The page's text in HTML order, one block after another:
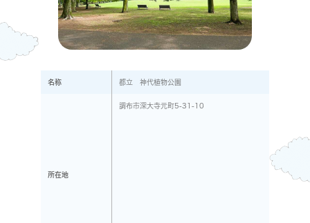
名称 都立 神代植物公園
所在地
調布市深大寺元町5-31-10